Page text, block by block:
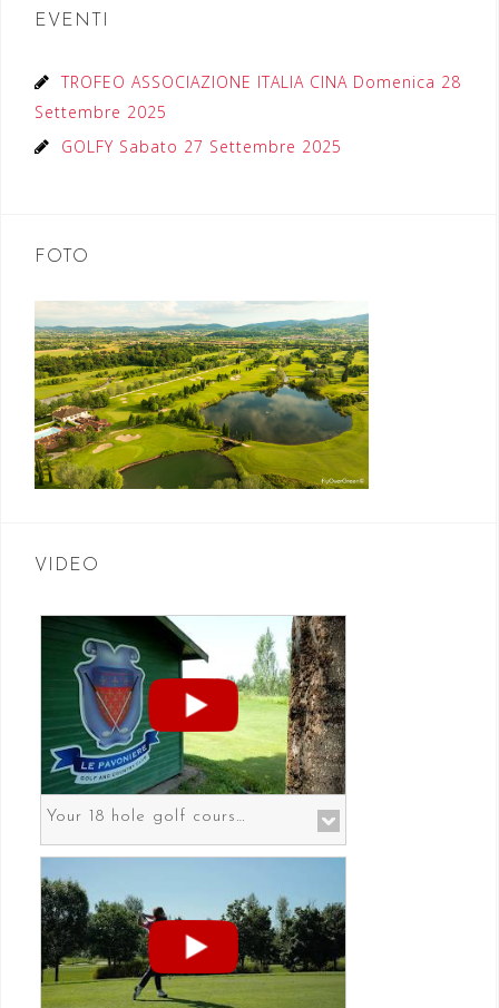
EVENTI
TROFEO ASSOCIAZIONE ITALIA CINA Domenica 28
Settembre 2025
GOLFY Sabato 27 Settembre 2025
FOTO
VIDEO
Your 18 hole golf course in Prato the gateway to Florence